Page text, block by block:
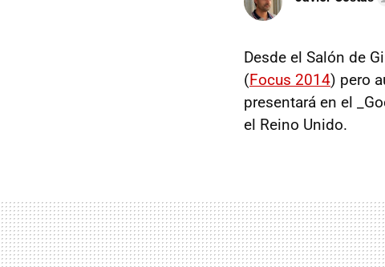
Desde el Salón de
(Focus 2014) pero
presentará en el
el Reino Unido.